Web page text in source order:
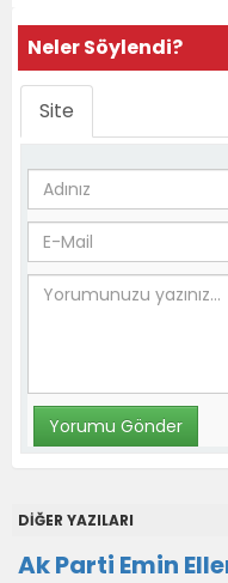
Neler Söylendi?
Site
DİĞER YAZILARI
Ak Parti Emin